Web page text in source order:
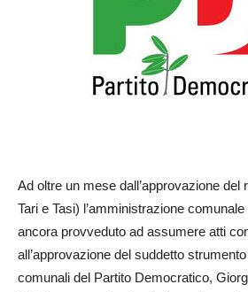
Ad oltre un mese dall’approvazione del
Tari e Tasi) l’amministrazione
ancora provveduto ad assumere atti
all’approvazione del suddetto
comunali del Partito Democratico,